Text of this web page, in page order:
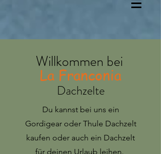
Willkommen bei
La Franconia
Dachzelte
Du kannst bei uns ein
Gordigear oder Thule Dachzelt
kaufen oder auch ein Dachzelt
für deinen Urlaub leihen.